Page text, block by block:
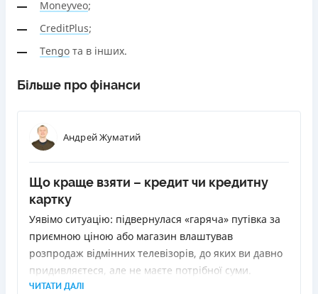
Moneyveo;
CreditPlus;
Tengo та в інших.
Більше про фінанси
Андрей Жуматий
Що краще взяти – кредит чи кредитну
картку
Уявімо ситуацію: підвернулася «гаряча» путівка за
приємною ціною або магазин влаштував
розпродаж відмінних телевізорів, до яких ви давно
придивляєтеся, але не маєте потрібної суми.
Позичити у друзів або родичів не вдається. Як бути?
ЧИТАТИ ДАЛІ